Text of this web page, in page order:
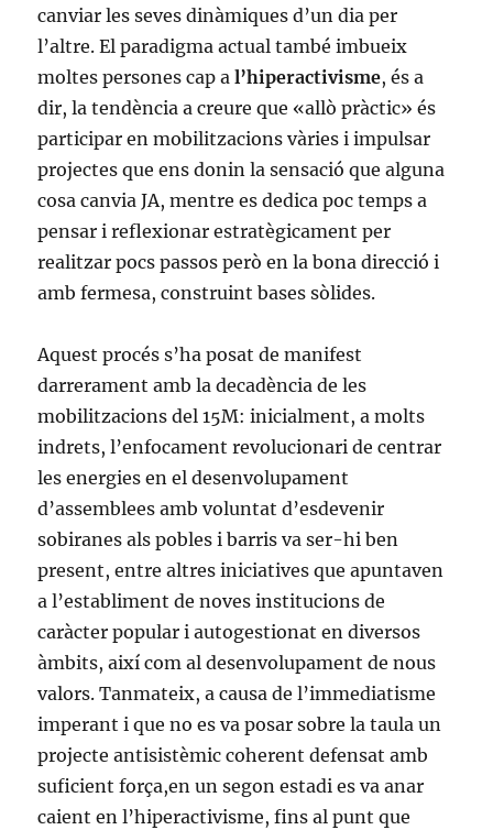
canviar les seves dinàmiques d’un dia per
l’altre. El paradigma actual també imbueix
moltes persones cap al’hiperactivisme, és a
dir, la tendència a creure que «allò pràctic» és
participar en mobilitzacions vàries i impulsar
projectes que ens donin la sensació que alguna
cosa canvia JA, mentre es dedica poc temps a
pensar i reflexionar estratègicament per
realitzar pocs passos però en la bona direcció i
amb fermesa, construint bases sòlides.
Aquest procés s’ha posat de manifest
darrerament amb la decadència de les
mobilitzacions del 15M: inicialment, a molts
indrets, l’enfocament revolucionari de centrar
les energies en el desenvolupament
d’assemblees amb voluntat d’esdevenir
sobiranes als pobles i barris va ser-hi ben
present, entre altres iniciatives que apuntaven
a l’establiment de noves institucions de
caràcter popular i autogestionat en diversos
àmbits, així com al desenvolupament de nous
valors. Tanmateix, a causa de l’immediatisme
imperant i que no es va posar sobre la taula un
projecte antisistèmic coherent defensat amb
suficient força,en un segon estadi es va anar
caient en l’hiperactivisme, fins al punt que